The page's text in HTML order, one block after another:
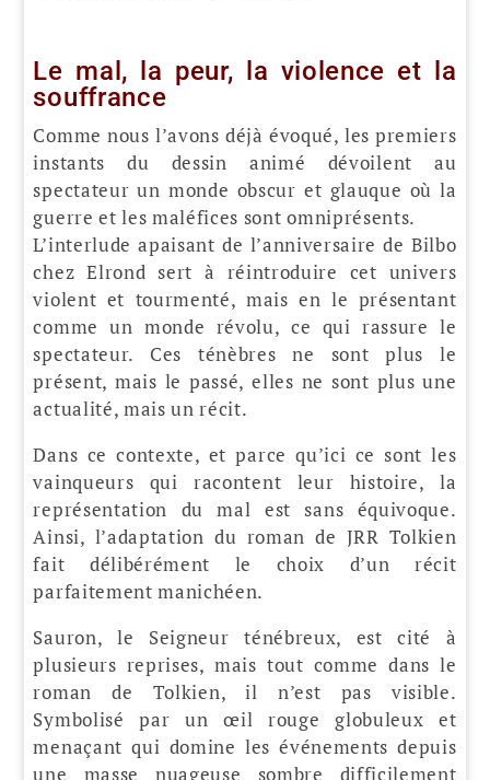
Le mal, la peur, la violence et la
souffrance
Comme nous l’avons déjà évoqué, les premiers
instants du dessin animé dévoilent au
spectateur un monde obscur et glauque où la
guerre et les maléfices sont omniprésents.
L’interlude apaisant de l’anniversaire de Bilbo
chez Elrond sert à réintroduire cet univers
violent et tourmenté, mais en le présentant
comme un monde révolu, ce qui rassure le
spectateur. Ces ténèbres ne sont plus le
présent, mais le passé, elles ne sont plus une
actualité, mais un récit.
Dans ce contexte, et parce qu’ici ce sont les
vainqueurs qui racontent leur histoire, la
représentation du mal est sans équivoque.
Ainsi, l’adaptation du roman de JRR Tolkien
fait délibérément le choix d’un récit
parfaitement manichéen.
Sauron, le Seigneur ténébreux, est cité à
plusieurs reprises, mais tout comme dans le
roman de Tolkien, il n’est pas visible.
Symbolisé par un œil rouge globuleux et
menaçant qui domine les événements depuis
une masse nuageuse sombre difficilement